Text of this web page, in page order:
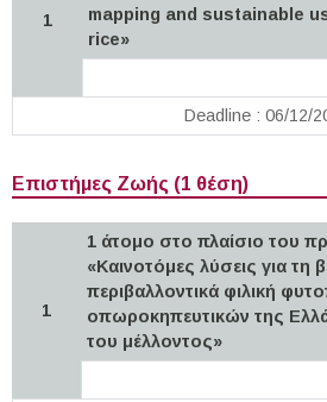
1
mapping and sustainable
rice»
Deadline : 06/12/
Επιστήμες Ζωής (1 θέση)
1
1 άτομο στο πλαίσιο του
«Καινοτόμες λύσεις για τη
περιβαλλοντικά φιλική
οπωροκηπευτικών της
του μέλλοντος»